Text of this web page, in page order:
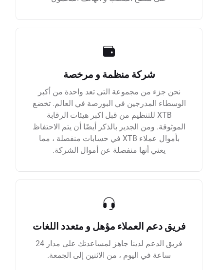
شركة منظمة و مرخصة
نحن جزء من مجموعة التي تعد واحدة من أكبر
الوسطاء المدرجين في البورصة في العالم. تخضع
XTB للتنظيم من قبل اكبر هيئات الرقابة
الموثوقة. ومن الجدير بالذكر أيضًا أن يتم الاحتفاظ
بأموال عملاء XTB في حسابات منفصلة ، مما
يعني أنها منفصلة عن أموال الشركة.
فريق دعم العملاء مؤهل و متعدد اللغات
فريق الدعم لدينا جاهز لمساعدتك على مدار 24
ساعة في اليوم ، من الاثنين إلى الجمعة.